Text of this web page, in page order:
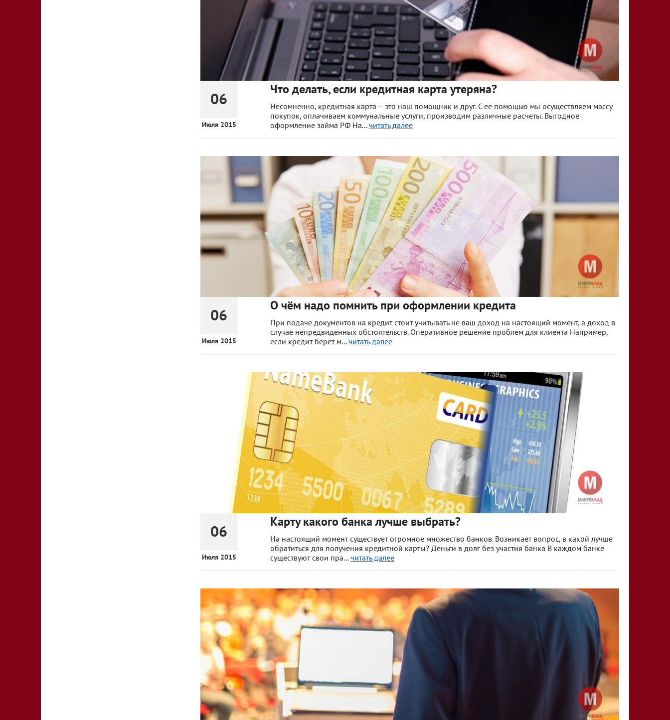
06
Июля 2015
Что делать, если кредитная карта утеряна?
Несомненно, кредитная карта – это наш помощник и друг. С ее помощью мы осуществляем массу
покупок, оплачиваем коммунальные услуги, производим различные расчеты. Выгодное
оформление займа РФ На...читать далее
06
Июля 2015
О чём надо помнить при оформлении кредита
При подаче документов на кредит стоит учитывать не ваш доход на настоящий момент, а доход в
случае непредвиденных обстоятельств. Оперативное решение проблем для клиента Например,
если кредит берёт м...читать далее
06
Июля 2015
Карту какого банка лучше выбрать?
На настоящий момент существует огромное множество банков. Возникает вопрос, в какой лучше
обратиться для получения кредитной карты? Деньги в долг без участия банка В каждом банке
существуют свои пра...читать далее